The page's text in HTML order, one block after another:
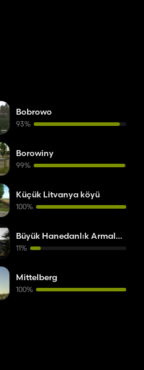
Bobrowo
93%
Borowiny
99%
Küçük Litvanya köyü
100%
Büyük Hanedanlık Armaları Çek haritası
11%
Mittelberg
100%